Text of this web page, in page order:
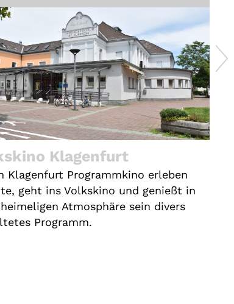
Klagenfurt
Klagenfurt Programmkino erleben
geht ins Volkskino und genießt in
Atmosphäre sein divers
Programm.